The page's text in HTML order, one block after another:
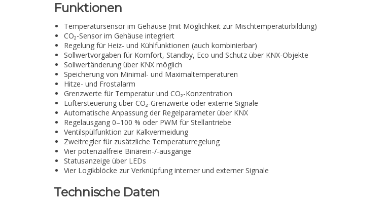
Funktionen
Temperatursensor im Gehäuse (mit Möglichkeit zur Mischtemperaturbildung)
CO₂-Sensor im Gehäuse integriert
Regelung für Heiz- und Kühlfunktionen (auch kombinierbar)
Sollwertvorgaben für Komfort, Standby, Eco und Schutz über KNX-Objekte
Sollwertänderung über KNX möglich
Speicherung von Minimal- und Maximaltemperaturen
Hitze- und Frostalarm
Grenzwerte für Temperatur und CO₂-Konzentration
Lüftersteuerung über CO₂-Grenzwerte oder externe Signale
Automatische Anpassung der Regelparameter über KNX
Regelausgang 0–100 % oder PWM für Stellantriebe
Ventilspülfunktion zur Kalkvermeidung
Zweitregler für zusätzliche Temperaturregelung
Vier potenzialfreie Binärein-/-ausgänge
Statusanzeige über LEDs
Vier Logikblöcke zur Verknüpfung interner und externer Signale
Technische Daten